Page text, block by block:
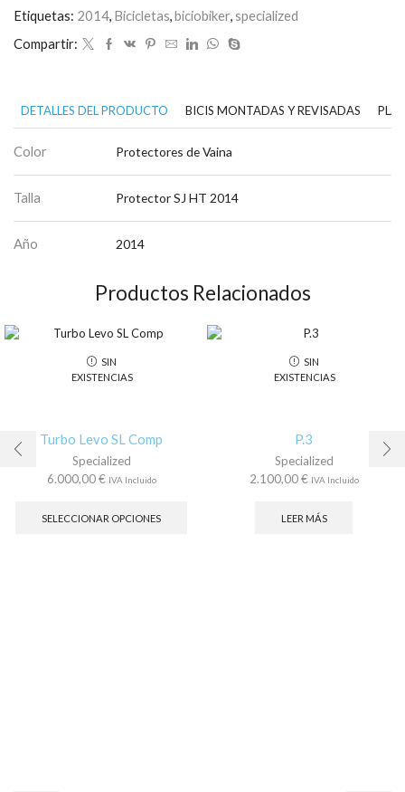
Etiquetas: 2014, Bicicletas,biciobiker,specialized
Compartir:
DETALLES DEL PRODUCTO BICIS MONTADAS Y REVISADAS
Color Protectores de Vaina
Talla Protector SJ HT 2014
Año 2014
Productos Relacionados
SIN
EXISTENCIAS
Turbo Levo SL Comp
Specialized
6.000,00€ IVA Incluido
SELECCIONAR OPCIONES
SIN
EXISTENCIAS
P.3
Specialized
2.100,00€ IVA Incluido
LEER MÁS